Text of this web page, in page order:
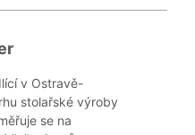
v Ostravě-
stolařské výroby
se na